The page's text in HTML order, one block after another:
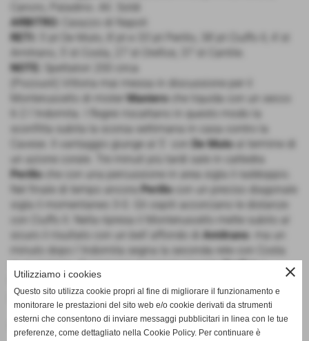
Cancro, Paladino. All. Soldi
ARBITRO:
Caiazzo di Napoli
RETI:
5´pt De Muto, 8´pt e 33´pt Perillo, 38´pt Ciuffo II, 4´st
Amitrano, 5´st Costa, 27´st Orefice, 37´st Cantile.
NOTE:
Spettatori 200 circa
(Pozzuoli) Vittoria mai messa in discussione per il
Monteruscello di mister
Maniero che liquida con un secco
6-2 l´Indomita. I flegrei riscattano in questo modo la
sconfitta subita la scorsa settimana in casa contro la
Cavese. Il vantaggio giunge al 5´ con
De Muto al termine di
un azione corale. Tre minuti più tardi sale in cattedra
Perillo che con una percussione in area sigla il raddoppio.
Nel finale di tempo ancora
Perillo
con un preciso diagonale
sigla il momentaneo 3-0. Gli ospiti accorciano le distanze
con Ciuffo II. Nella ripresa il Monteruscello mette subito al
sicuro il risultato con un bell´affondo di
Amitrano
minuto dopo l´Indomita segna la seconda rete con Costa
Cantile, quest´ultimo su assist di Rossi, a fissare il
punteggio sul 6-2 finale.
Fonte:Ufficio Stampa
close
Utilizziamo i cookies
Questo sito utilizza cookie propri al fine di migliorare il funzionamento e
monitorare le prestazioni del sito web e/o cookie derivati da strumenti
esterni che consentono di inviare messaggi pubblicitari in linea con le tue
preferenze, come dettagliato nella Cookie Policy. Per continuare è